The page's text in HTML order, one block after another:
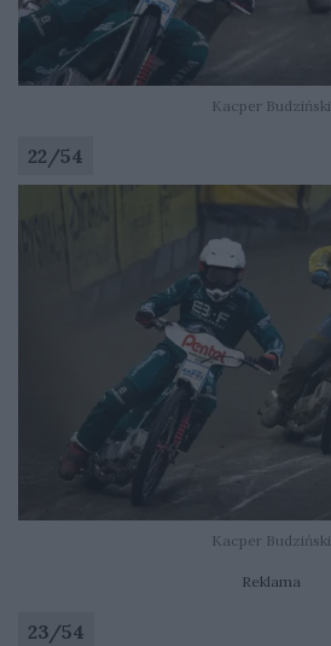
Kacper Budziński
22 /54
Kacper Budziński
Reklama
23/54